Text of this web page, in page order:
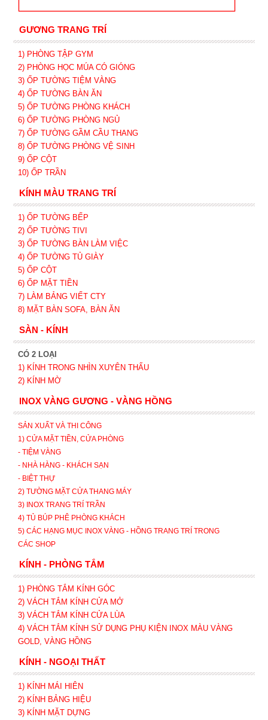
GƯƠNG TRANG TRÍ
1) PHÒNG TẬP GYM
2) PHÒNG HỌC MÚA CÓ GIÓNG
3) ỐP TƯỜNG TIỆM VÀNG
4) ỐP TƯỜNG BÀN ĂN
5) ỐP TƯỜNG PHÒNG KHÁCH
6) ỐP TƯỜNG PHÒNG NGỦ
7) ỐP TƯỜNG GẦM CẦU THANG
8) ỐP TƯỜNG PHÒNG VỆ SINH
9) ỐP CỘT
10) ỐP TRẦN
KÍNH MÀU TRANG TRÍ
1) ỐP TƯỜNG BẾP
2) ỐP TƯỜNG TIVI
3) ỐP TƯỜNG BÀN LÀM VIỆC
4) ỐP TƯỜNG TỦ GIÀY
5) ỐP CỘT
6) ỐP MẶT TIỀN
7) LÀM BẢNG VIẾT CTY
8) MẶT BÀN SOFA, BÀN ĂN
SÀN - KÍNH
CÓ 2 LOẠI
1) KÍNH TRONG NHÌN XUYÊN THẤU
2) KÍNH MỜ
INOX VÀNG GƯƠNG - VÀNG HỒNG
SẢN XUẤT VÀ THI CÔNG
1) CỬA MẶT TIỀN, CỬA PHÒNG
- TIỆM VÀNG
- NHÀ HÀNG - KHÁCH SẠN
- BIỆT THỰ
2) TƯỜNG MẶT CỬA THANG MÁY
3) INOX TRANG TRÍ TRẦN
4) TỦ BÚP PHÊ PHÒNG KHÁCH
5) CÁC HẠNG MỤC INOX VÀNG - HỒNG TRANG TRÍ TRONG
CÁC SHOP
KÍNH - PHÒNG TẮM
1) PHÒNG TẮM KÍNH GÓC
2) VÁCH TẮM KÍNH CỬA MỞ
3) VÁCH TẮM KÍNH CỬA LÙA
4) VÁCH TẮM KÍNH SỬ DỤNG PHỤ KIỆN INOX MÀU VÀNG
GOLD, VÀNG HỒNG
KÍNH - NGOẠI THẤT
1) KÍNH MÁI HIÊN
2) KÍNH BẢNG HIỆU
3) KÍNH MẶT DỰNG